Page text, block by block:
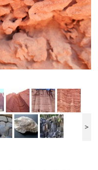
>